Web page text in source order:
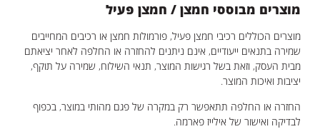
מבוססי חמצן / חמצן פעיל
הכוללים רכיבי חמצן פעיל, פורמולות חמצן או רכיבים המחייבים
בתנאים ייעודיים, אינם ניתנים להחזרה או החלפה לאחר יציאתם
העסק, וזאת בשל רגישות המוצר, תנאי השילוח, שמירה על תוקף,
ואיכות המוצר.
או החלפה תתאפשר רק במקרה של פגם מהותי במוצר, בכפוף
ואישור של אילייז פארמה.